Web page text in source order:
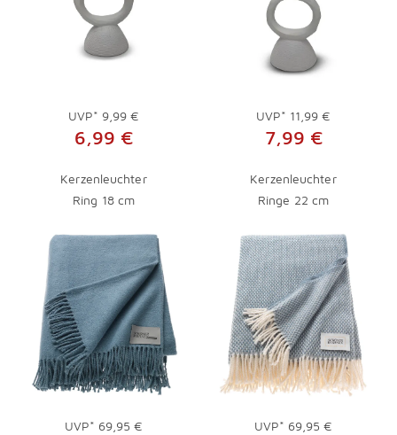
UVP* 9,99 €
6,99 €
Kerzenleuchter
Ring 18 cm
UVP* 11,99 €
7,99 €
Kerzenleuchter
Ringe 22 cm
UVP* 69,95 € UVP* 69,95 €